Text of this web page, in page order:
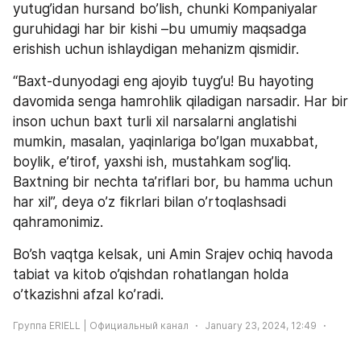
yutug’idan hursand bo’lish, chunki Kompaniyalar
guruhidagi har bir kishi –bu umumiy maqsadga
erishish uchun ishlaydigan mehanizm qismidir.
“Baxt-dunyodagi eng ajoyib tuyg’u! Bu hayoting
davomida senga hamrohlik qiladigan narsadir. Har bir
inson uchun baxt turli xil narsalarni anglatishi
mumkin, masalan, yaqinlariga bo’lgan muxabbat,
boylik, e’tirof, yaxshi ish, mustahkam sog’liq.
Baxtning bir nechta ta’riflari bor, bu hamma uchun
har xil”, deya o’z fikrlari bilan o’rtoqlashsadi
qahramonimiz.
Bo’sh vaqtga kelsak, uni Amin Srajev ochiq havoda
tabiat va kitob o’qishdan rohatlangan holda
o’tkazishni afzal ko’radi.
Группа ERIELL | Официальный канал January 23, 2024, 12:49